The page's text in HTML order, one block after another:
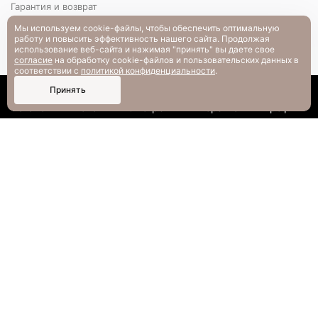
Каталог Поиск
Гарантия и возврат
РАЗМЕРНАЯ СЕТКА
Вопрос-ответ
Мы используем cookie-файлы, чтобы обеспечить оптимальную
работу и повысить эффективность нашего сайта. Продолжая
использование веб-сайта и нажимая "принять" вы даете свое
согласие на обработку cookie-файлов и пользовательских данных в
соответствии с политикой конфиденциальности.
Принять